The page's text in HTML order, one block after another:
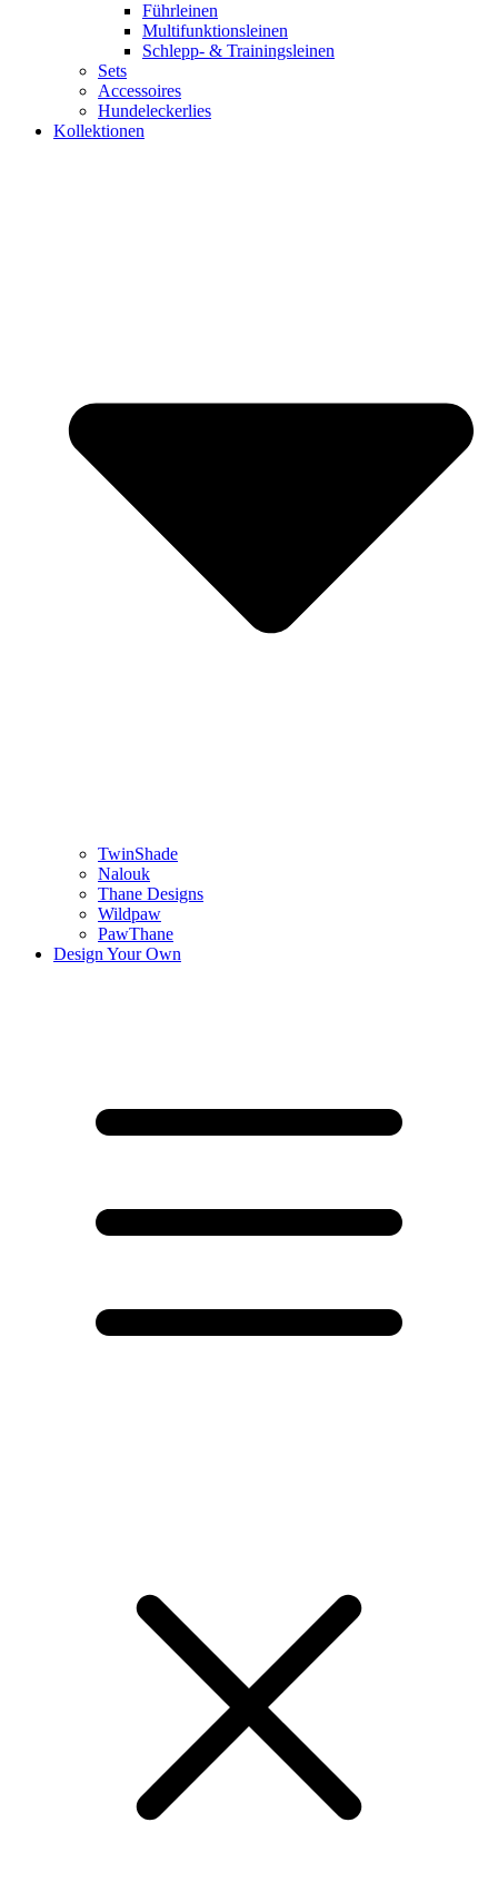
Führleinen
Multifunktionsleinen
Schlepp- & Trainingsleinen
Sets
Accessoires
Hundeleckerlies
Kollektionen
TwinShade
Nalouk
Thane Designs
Wildpaw
PawThane
Design Your Own